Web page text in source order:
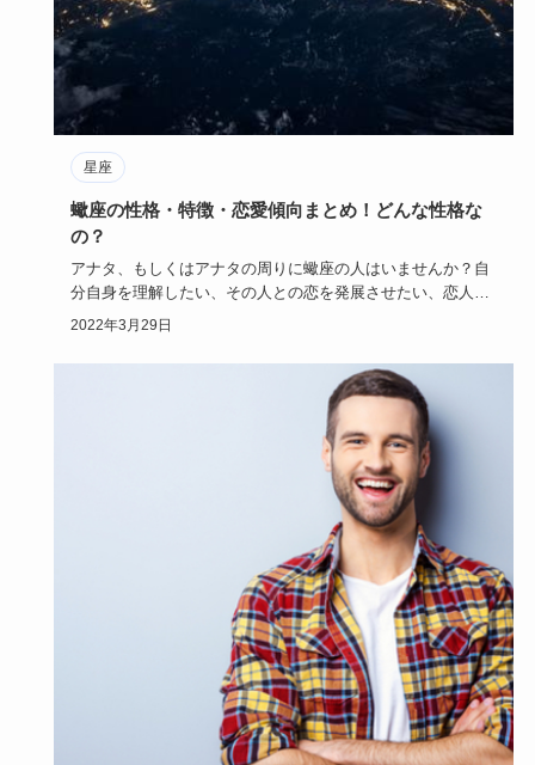
星座
蠍座の性格・特徴・恋愛傾向まとめ！どんな性格な
の？
アナタ、もしくはアナタの周りに蠍座の人はいませんか？自
分自身を理解したい、その人との恋を発展させたい、恋人同
士ならもっと深…
2022年3月29日